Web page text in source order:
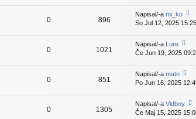
k
e
d
nji
pr
is
p
e
ej
z
d
pr
is
e
e
0 896
Napisal/-a mi_ko
o
ej
z
d
nji
pr
is
p
e
So Jul 12, 2025 15:25
0 1021
Napisal/-a Lure
o
ej
z
d
nji
pr
Če Jun 19, 2025
0 851
Napisal/-a mato
o
ej
z
Po Jun 16, 2025
0 1305
Napisal/-a Vidboy
o
Če Maj 15, 2025